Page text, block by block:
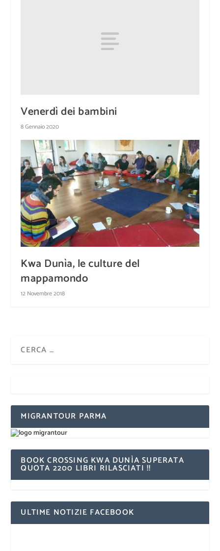
Venerdì dei bambini
8 Gennaio 2020
Kwa Dunìa, le culture del
mappamondo
12 Novembre 2018
MIGRANTOUR PARMA
BOOK CROSSING KWA DUNÌA SUPERATA
QUOTA 2200 LIBRI RILASCIATI !!
ULTIME NOTIZIE FACEBOOK